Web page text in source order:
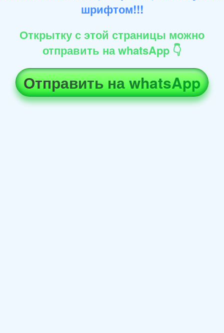
шрифтом!!!
Открытку с этой страницы можно
отправить на whatsApp 👇
Отправить на whatsApp